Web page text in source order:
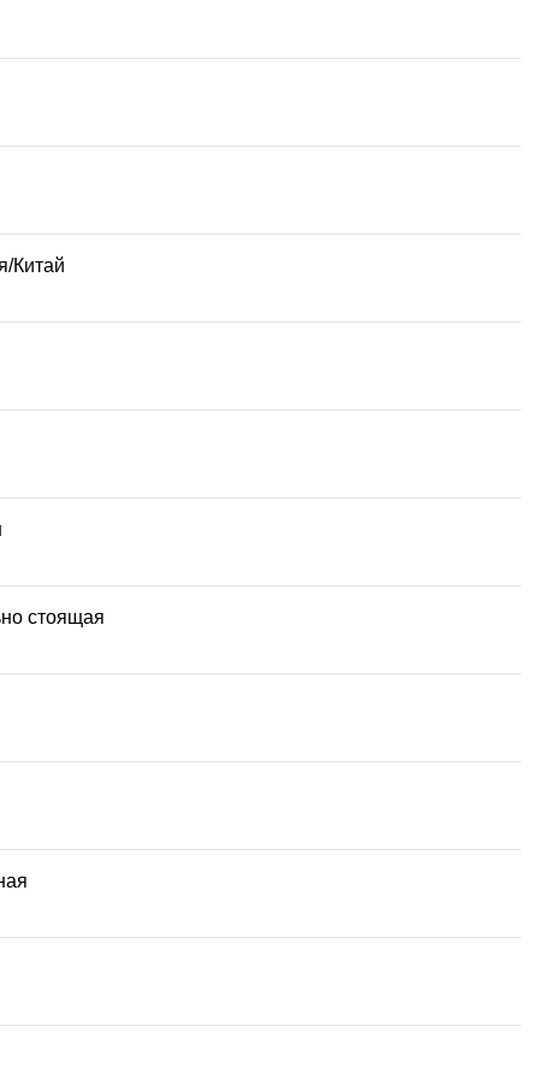
Китай
стоящая